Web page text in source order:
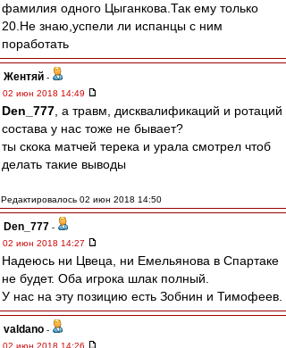
фамилия одного Цыганкова.Так ему только
20.Не знаю,успели ли испанцы с ним
поработать
Жентяй -
02 июн 2018 14:49
Den_777 , а травм, дисквалификаций и ротаций
состава у нас тоже не бывает?
ты скока матчей терека и урала смотрел чтоб
делать такие выводы
Редактировалось 02 июн 2018 14:50
Den_777 -
02 июн 2018 14:27
Надеюсь ни Цвеца, ни Емельянова в Спартаке
не будет. Оба игрока шлак полный.
У нас на эту позицию есть Зобнин и Тимофеев.
valdano -
02 июн 2018 14:26